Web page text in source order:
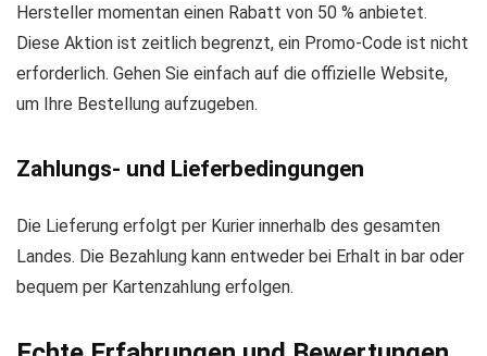
Hersteller momentan einen Rabatt von 50 % anbietet.
Diese Aktion ist zeitlich begrenzt, ein Promo-Code ist nicht
erforderlich. Gehen Sie einfach auf die offizielle Website,
um Ihre Bestellung aufzugeben.
Zahlungs- und Lieferbedingungen
Die Lieferung erfolgt per Kurier innerhalb des gesamten
Landes. Die Bezahlung kann entweder bei Erhalt in bar oder
bequem per Kartenzahlung erfolgen.